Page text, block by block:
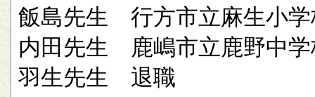
飯島先生 行方市立麻生小学
内田先生 鹿嶋市立鹿野中学
羽生先生 退職